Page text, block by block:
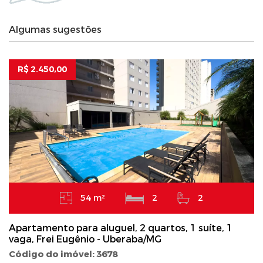
Algumas sugestões
R$ 2.450,00
54 m² 2 2
Apartamento para aluguel, 2 quartos, 1 suíte, 1
vaga, Frei Eugênio - Uberaba/MG
Código do imóvel: 3678